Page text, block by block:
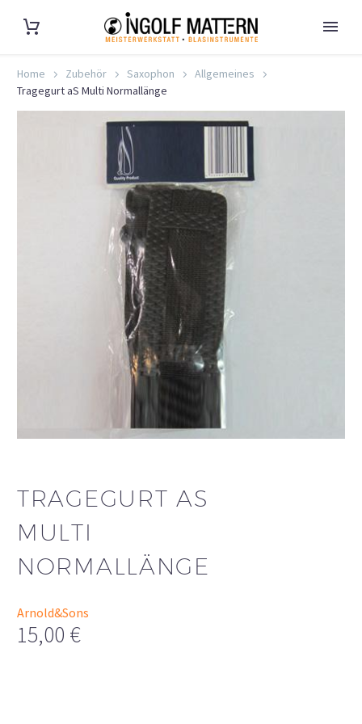
Home Zubehör Saxophon
Allgemeines
Tragegurt aS Multi Normallänge
TRAGEGURT AS
MULTI
NORMALLÄNGE
Arnold&Sons
15,00 €